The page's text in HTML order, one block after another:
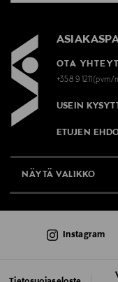
OTA
+358 9 1211(pvm/
USEIN
ETUJEN
NÄYTÄ VALIKKO
AJANKOHTAISTA
Instagram